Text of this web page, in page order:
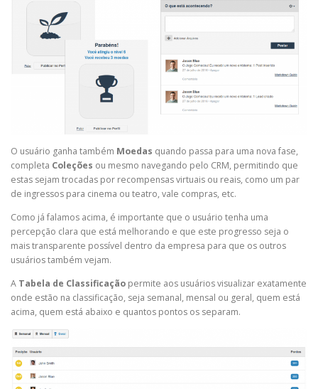
O usuário ganha também Moedas quando passa para uma nova fase,
completa Coleções ou mesmo navegando pelo CRM, permitindo que
estas sejam trocadas por recompensas virtuais ou reais, como um par
de ingressos para cinema ou teatro, vale compras, etc.
Como já falamos acima, é importante que o usuário tenha uma
percepção clara que está melhorando e que este progresso seja o
mais transparente possível dentro da empresa para que os outros
usuários também vejam.
A Tabela de Classificação permite aos usuários visualizar exatamente
onde estão na classificação, seja semanal, mensal ou geral, quem está
acima, quem está abaixo e quantos pontos os separam.